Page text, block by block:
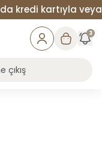
kartıyla veya
3